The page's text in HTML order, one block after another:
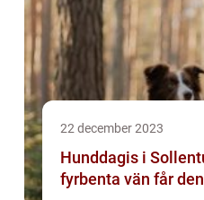
22 december 2023
Hunddagis i
fyrbenta vän får